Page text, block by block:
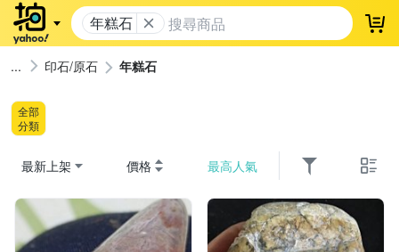
年糕石 登
印石/原石 年糕石
全部
分類
最新上架 價格 最高人氣